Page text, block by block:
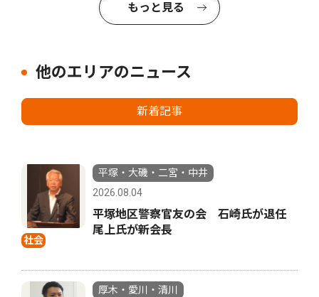
もっと見る
他のエリアのニュース
新着記事
社会
平塚・大磯・二宮・中井
2026.08.04
平塚地区警察官友の会 石崎氏が退任
尾上氏が新会長
厚木・愛川・清川